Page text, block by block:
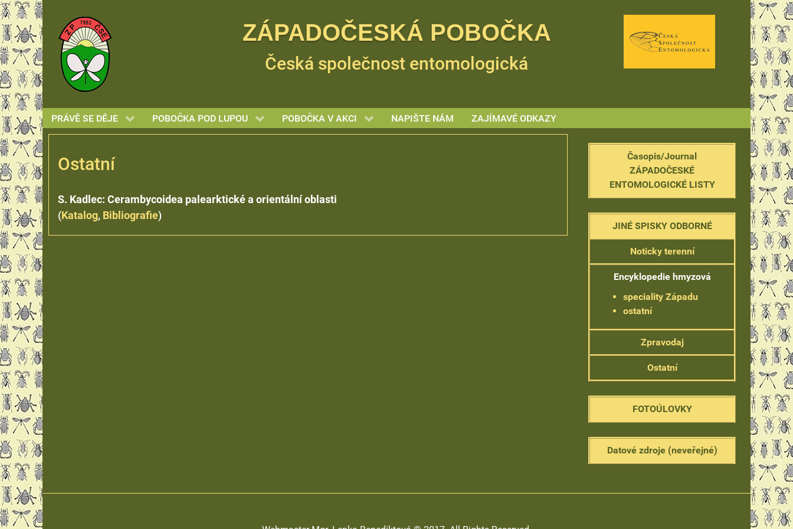
ZÁPADOČESKÁ POBOČKA
Česká společnost entomologická
PRÁVĚ SE DĚJE POBOČKA POD LUPOU POBOČKA V AKCI NAPIŠTE NÁM ZAJÍMAVÉ ODKAZY
Ostatní
S. Kadlec: Cerambycoidea palearktické a orientální oblasti
(Katalog, Bibliografie)
Časopis/Journal
ZÁPADOČESKÉ
ENTOMOLOGICKÉ LISTY
JINÉ SPISKY ODBORNÉ
Noticky terenní
Encyklopedie hmyzová
speciality Západu
ostatní
Zpravodaj
Ostatní
FOTOÚLOVKY
Datové zdroje (neveřejné)